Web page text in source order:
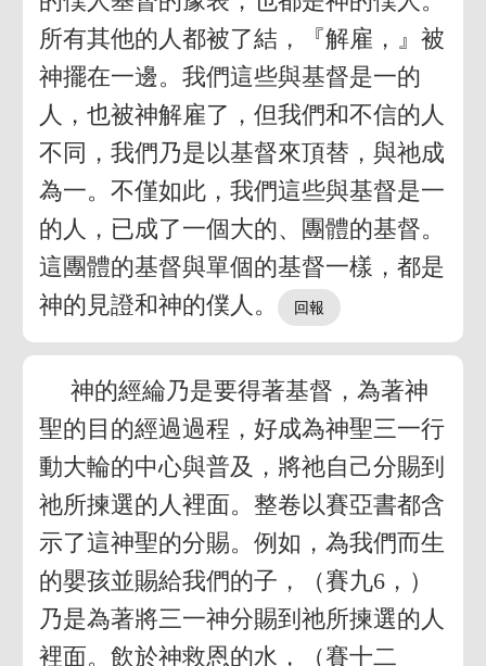
所有其他的人都被了結，『解雇，』被
神擺在一邊。我們這些與基督是一的
人，也被神解雇了，但我們和不信的人
不同，我們乃是以基督來頂替，與祂成
為一。不僅如此，我們這些與基督是一
的人，已成了一個大的、團體的基督。
這團體的基督與單個的基督一樣，都是
神的見證和神的僕人。
神的經綸乃是要得著基督，為著神
聖的目的經過過程，好成為神聖三一行
動大輪的中心與普及，將祂自己分賜到
祂所揀選的人裡面。整卷以賽亞書都含
示了這神聖的分賜。例如，為我們而生
的嬰孩並賜給我們的子，（賽九6，）
乃是為著將三一神分賜到祂所揀選的人
裡面。飲於神救恩的水，（賽十二